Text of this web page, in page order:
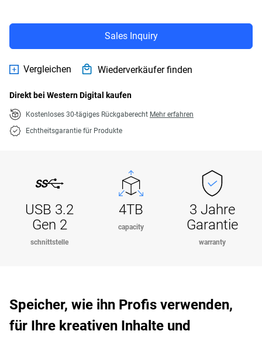
Sales Inquiry
Vergleichen Wiederverkäufer finden
Direkt bei Western Digital kaufen
Kostenloses 30-tägiges Rückgaberecht Mehr erfahren
Echtheitsgarantie für Produkte
USB 3.2
Gen 2
schnittstelle
4TB
capacity
3 Jahre
Garantie
warranty
Speicher, wie ihn Profis verwenden,
für Ihre kreativen Inhalte und